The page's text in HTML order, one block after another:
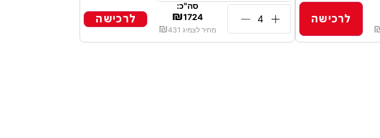
לרכישה
סה"כ:
₪1724
מחיר לצמיג ₪431
לרכישה